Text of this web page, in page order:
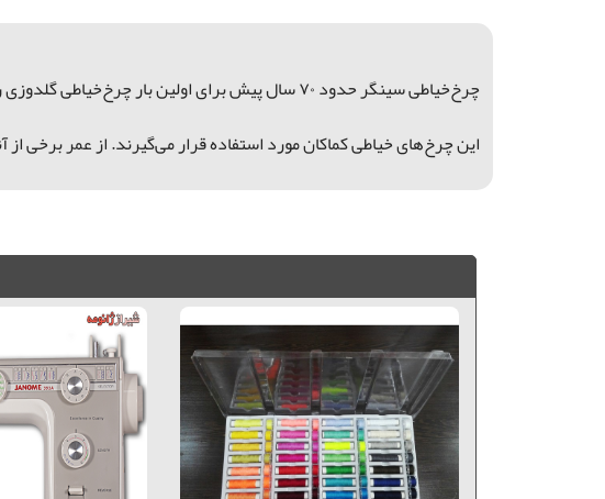
چرخ‌خیاطی سینگر حدود ۷۰ سال پیش برای اولین بار چرخ‌خیاطی گلدوزی را در ابتدا توسط کشورهای انگلیس،فرانسه ،ایتالیا و کشورهایی که قدرت اقتصادی آن زمان بودند روانه بازار کرد.
این چرخ‌های خیاطی کماکان مورد استفاده قرار می‌گیرند. از عمر برخی از آنها بیش از ۷۰ سال گذشته با اینحال هنوز